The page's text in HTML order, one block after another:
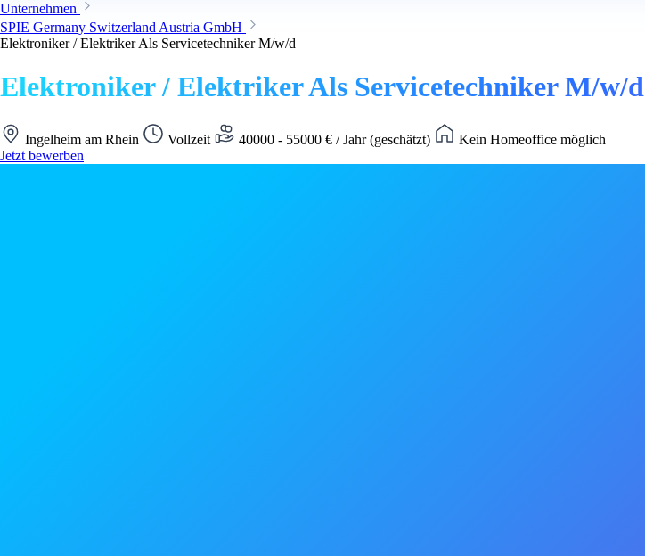
Unternehmen
SPIE Germany Switzerland Austria GmbH
Elektroniker / Elektriker Als Servicetechniker M/w/d
Elektroniker / Elektriker Als Servicetechniker M/w/d
Ingelheim am Rhein Vollzeit 40000 - 55000 € / Jahr (geschätzt)
Kein Homeoffice möglich
Jetzt bewerben